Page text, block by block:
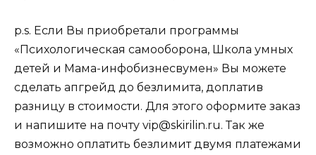
p.s. Если Вы приобретали программы
«Психологическая самооборона, Школа умных
детей и Мама-инфобизнесвумен» Вы можете
сделать апгрейд до безлимита, доплатив
разницу в стоимости. Для этого оформите заказ
и напишите на почту vip@skirilin.ru. Так же
возможно оплатить безлимит двумя платежами